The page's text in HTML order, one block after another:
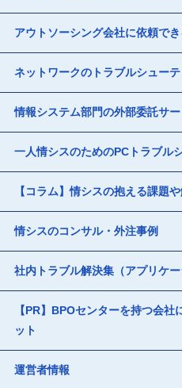
アウトソーシング会社に依頼で
ネットワークのトラブルシュー
情報システム部門の外部委託サ
一人情シスのためのPCトラブル
【コラム】情シスの抱える課題
情シスのコンサル・外注事例
社内トラブル解決集（アプリケー
【PR】BPOセンターを持つ会社
ット
運営者情報